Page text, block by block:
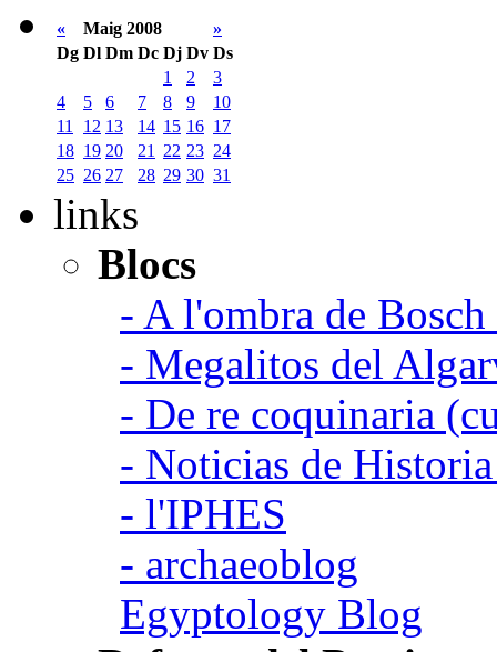
« Maig 2008
»
Dg Dl Dm Dc Dj Dv Ds
1
2
3
4
5 6 7 8 9
10
11
12 13 14 15 16 17
18 19 20 21 22 23 24
25 26 27 28 29 30 31
links
Blocs
- A l'ombra de
- Megalitos del
- De re coquinaria
- Noticias de
- l'IPHES
- archaeoblog
Egyptology Blog